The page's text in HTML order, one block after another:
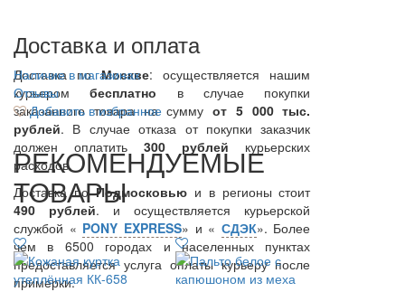
Доставка и оплата
Доставка поМоскве: осуществляется нашим
курьеромбесплатно в случае покупки
заказанного товара на суммуот 5 000 тыс.
рублей. В случае отказа от покупки заказчик
должен оплатить300 рублей курьерских
расходов.
Доставка поПодмосковью и в регионы стоит
490 рублей. и осуществляется курьерской
службой « PONY EXPRESS» и « СДЭК». Более
чем в 6500 городах и населенных пунктах
предоставляется услуга оплаты курьеру после
примерки.
Наличие в магазинах
Отзывы
Добавить в избранное
РЕКОМЕНДУЕМЫЕ
ТОВАРЫ